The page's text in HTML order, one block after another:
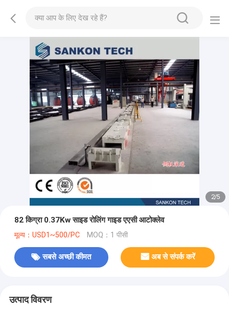
2/5
82 किग्रा 0.37Kw साइड रोलिंग गाइड एएसी आटोक्लेव
मूल्य：USD1~500/PC MOQ：1 पीसी
सबसे अच्छी कीमत अब से संपर्क करें
उत्पाद विवरण